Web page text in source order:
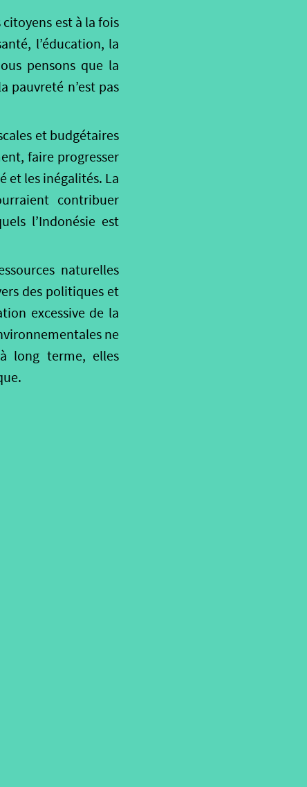
est à la fois
l’éducation, la
pensons que la
pauvreté n’est pas
et budgétaires
faire progresser
et les inégalités. La
contribuer
l’Indonésie est
naturelles
des politiques et
excessive de la
ne
long terme, elles